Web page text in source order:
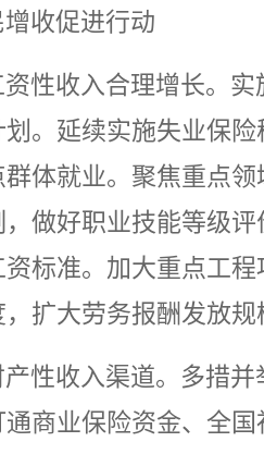
收促进行动
资性收入合理增长。
。延续实施失业保
体就业。聚焦重点
做好职业技能等级
标准。加大重点工
扩大劳务报酬发放规
产性收入渠道。多措
商业保险资金、全